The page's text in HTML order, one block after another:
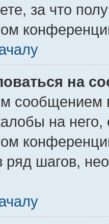
за что
на
сообщением
на
ряд шагов,